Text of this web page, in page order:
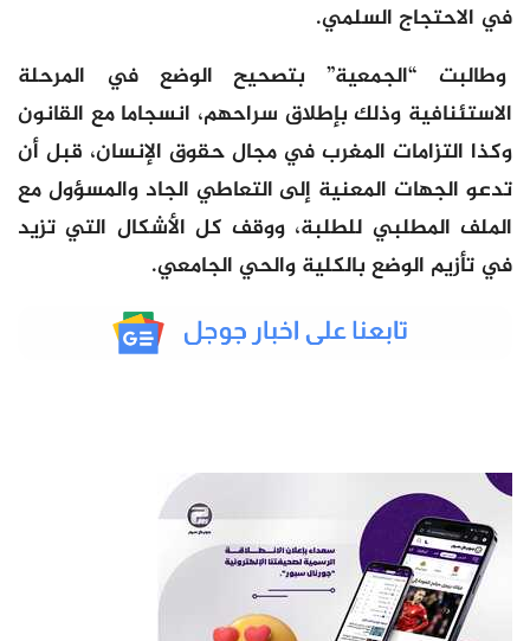
في الاحتجاج السلمي.
وطالبت “الجمعية” بتصحيح الوضع في المرحلة
الاستئنافية وذلك بإطلاق سراحهم، انسجاما مع القانون
وكذا التزامات المغرب في مجال حقوق الإنسان، قبل أن
تدعو الجهات المعنية إلى التعاطي الجاد والمسؤول مع
الملف المطلبي للطلبة، ووقف كل الأشكال التي تزيد
في تأزيم الوضع بالكلية والحي الجامعي.